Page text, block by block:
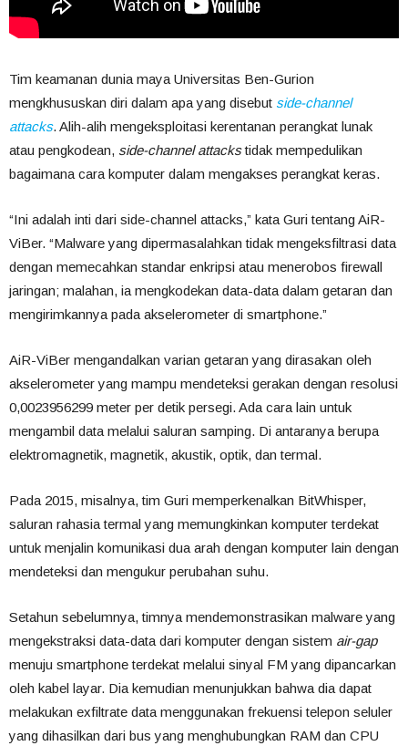
Tim keamanan dunia maya Universitas Ben-Gurion
mengkhususkan diri dalam apa yang disebut side-channel
attacks. Alih-alih mengeksploitasi kerentanan perangkat lunak
atau pengkodean, side-channel attackstidak mempedulikan
bagaimana cara komputer dalam mengakses perangkat keras.
“Ini adalah inti dari side-channel attacks,” kata Guri tentang AiR-
ViBer. “Malware yang dipermasalahkan tidak mengeksfiltrasi data
dengan memecahkan standar enkripsi atau menerobos firewall
jaringan; malahan, ia mengkodekan data-data dalam getaran dan
mengirimkannya pada akselerometer di smartphone.”
AiR-ViBer mengandalkan varian getaran yang dirasakan oleh
akselerometer yang mampu mendeteksi gerakan dengan resolusi
0,0023956299 meter per detik persegi. Ada cara lain untuk
mengambil data melalui saluran samping. Di antaranya berupa
elektromagnetik, magnetik, akustik, optik, dan termal.
Pada 2015, misalnya, tim Guri memperkenalkan BitWhisper,
saluran rahasia termal yang memungkinkan komputer terdekat
untuk menjalin komunikasi dua arah dengan komputer lain dengan
mendeteksi dan mengukur perubahan suhu.
Setahun sebelumnya, timnya mendemonstrasikan malware yang
mengekstraksi data-data dari komputer dengan sistem air-gap
menuju smartphone terdekat melalui sinyal FM yang dipancarkan
oleh kabel layar. Dia kemudian menunjukkan bahwa dia dapat
melakukan exfiltrate data menggunakan frekuensi telepon seluler
yang dihasilkan dari bus yang menghubungkan RAM dan CPU